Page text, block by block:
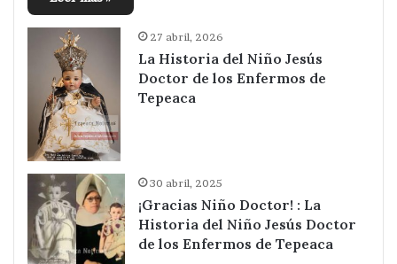
27 abril, 2026
La Historia del Niño Jesús
Doctor de los Enfermos de
Tepeaca
30 abril, 2025
¡Gracias Niño Doctor! : La
Historia del Niño Jesús Doctor
de los Enfermos de Tepeaca